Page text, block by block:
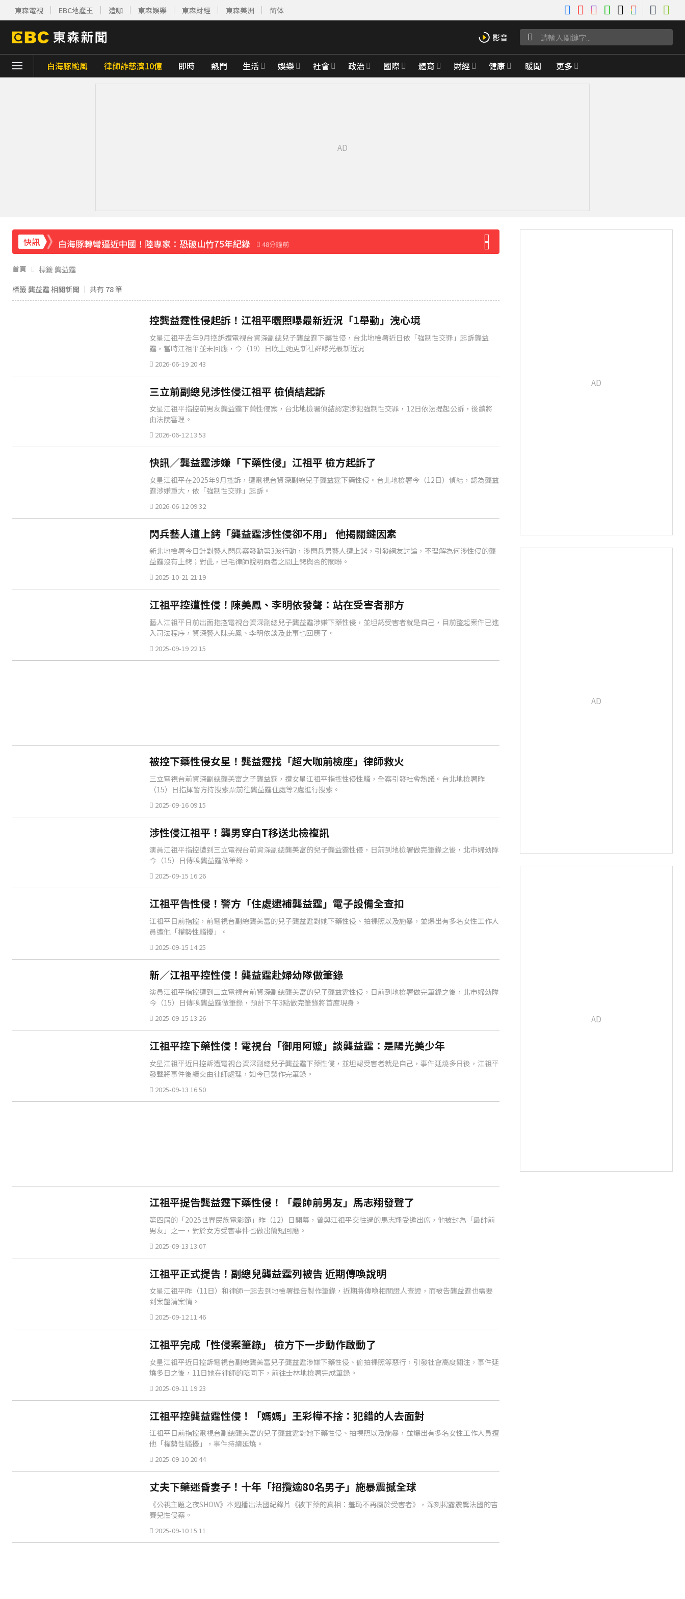
東森電視 EBC地產王 造咖 東森娛樂 東森財經 東森美洲 简体
白海豚颱風 律師詐慈濟10億 即時 熱門 生活 娛樂 社會 政治 國際 體育 財經 健康 暖聞 更多
快訊 白海豚轉彎逼近中國！陸專家：恐破山竹75年紀錄 48分鐘前
《理財達人秀》X 安聯投信免費講座報名中！搶先卡位 2027
下載東森App，隨時掌握天下大小事！
宏碁發現兆基內部管理缺失 辭任董事長撤出經營層
35分鐘前
首頁
標籤 龔益霆
標籤 龔益霆 相關新聞 │ 共有 78筆
控龔益霆性侵起訴！江祖平曬照曝最新近況「1舉動」洩心境
女星江祖平去年9月控訴遭電視台資深副總兒子龔益霆下藥性侵，台北地檢署近日依「強制性交罪」起訴龔益
霆，當時江祖平並未回應，今（19）日晚上她更新社群曝光最新近況
2026-06-19 20:43
三立前副總兒涉性侵江祖平 檢偵結起訴
女星江祖平指控前男友龔益霆下藥性侵案，台北地檢署偵結認定涉犯強制性交罪，12日依法提起公訴，後續將
由法院審理。
2026-06-12 13:53
快訊／龔益霆涉嫌「下藥性侵」江祖平 檢方起訴了
女星江祖平在2025年9月控訴，遭電視台資深副總兒子龔益霆下藥性侵。台北地檢署今（12日）偵結，認為龔益
霆涉嫌重大，依「強制性交罪」起訴。
2026-06-12 09:32
閃兵藝人遭上銬「龔益霆涉性侵卻不用」 他揭關鍵因素
新北地檢署今日針對藝人閃兵案發動第3波行動，涉閃兵男藝人遭上銬，引發網友討論，不理解為何涉性侵的龔
益霆沒有上銬；對此，巴毛律師說明兩者之間上銬與否的關聯。
2025-10-21 21:19
江祖平控遭性侵！陳美鳳、李明依發聲：站在受害者那方
藝人江祖平日前出面指控電視台資深副總兒子龔益霆涉嫌下藥性侵，並坦認受害者就是自己，目前整起案件已進
入司法程序，資深藝人陳美鳳、李明依談及此事也回應了。
2025-09-19 22:15
被控下藥性侵女星！龔益霆找「超大咖前檢座」律師救火
三立電視台前資深副總龔美富之子龔益霆，遭女星江祖平指控性侵性騷，全案引發社會熱議。台北地檢署昨
（15）日指揮警方持搜索票前往龔益霆住處等2處進行搜索。
2025-09-16 09:15
涉性侵江祖平！龔男穿白T移送北檢複訊
演員江祖平指控遭到三立電視台前資深副總龔美富的兒子龔益霆性侵，日前到地檢署做完筆錄之後，北市婦幼隊
今（15）日傳喚龔益霆做筆錄。
2025-09-15 16:26
江祖平告性侵！警方「住處逮補龔益霆」電子設備全查扣
江祖平日前指控，前電視台副總龔美富的兒子龔益霆對她下藥性侵、拍裸照以及施暴，並爆出有多名女性工作人
員遭他「權勢性騷擾」。
2025-09-15 14:25
新／江祖平控性侵！龔益霆赴婦幼隊做筆錄
演員江祖平指控遭到三立電視台前資深副總龔美富的兒子龔益霆性侵，日前到地檢署做完筆錄之後，北市婦幼隊
今（15）日傳喚龔益霆做筆錄，預計下午3點做完筆錄將首度現身。
2025-09-15 13:26
江祖平控下藥性侵！電視台「御用阿嬤」談龔益霆：是陽光美少年
女星江祖平近日控訴遭電視台資深副總兒子龔益霆下藥性侵，並坦認受害者就是自己，事件延燒多日後，江祖平
發聲將事件後續交由律師處理，如今已製作完筆錄。
2025-09-13 16:50
江祖平提告龔益霆下藥性侵！「最帥前男友」馬志翔發聲了
第四屆的「2025世界民族電影節」昨（12）日開幕，曾與江祖平交往過的馬志翔受邀出席，他被封為「最帥前
男友」之一，對於女方受害事件也做出簡短回應。
2025-09-13 13:07
江祖平正式提告！副總兒龔益霆列被告 近期傳喚說明
女星江祖平昨（11日）和律師一起去到地檢署提告製作筆錄，近期將傳喚相關證人查證，而被告龔益霆也需要
到案釐清案情。
2025-09-12 11:46
江祖平完成「性侵案筆錄」 檢方下一步動作啟動了
女星江祖平近日控訴電視台副總龔美富兒子龔益霆涉嫌下藥性侵、偷拍裸照等惡行，引發社會高度關注，事件延
燒多日之後，11日她在律師的陪同下，前往士林地檢署完成筆錄。
2025-09-11 19:23
江祖平控龔益霆性侵！「媽媽」王彩樺不捨：犯錯的人去面對
江祖平日前指控電視台副總龔美富的兒子龔益霆對她下藥性侵、拍裸照以及施暴，並爆出有多名女性工作人員遭
他「權勢性騷擾」，事件持續延燒。
2025-09-10 20:44
丈夫下藥迷昏妻子！十年「招攬逾80名男子」施暴震撼全球
《公視主題之夜SHOW》本週播出法國紀錄片《被下藥的真相：羞恥不再屬於受害者》，深刻揭露震驚法國的吉
賽兒性侵案。
2025-09-10 15:11